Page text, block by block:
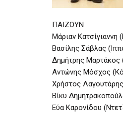
ΠΑΙΖΟΥΝ
Μάριαν Κατσίγιαννη
Βασίλης Σάβλας
Δημήτρης Μαρτάκος
Αντώνης Μόσχος
Χρήστος
Βίκυ
Εύα Καρονίδου